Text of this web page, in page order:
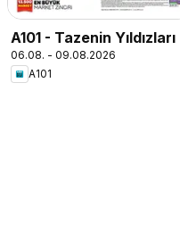
A101 - Tazenin Yıldızları
06.08. - 09.08.2026
A101